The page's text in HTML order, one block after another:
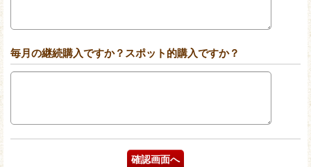
毎月の継続購入ですか？スポット的購入ですか？